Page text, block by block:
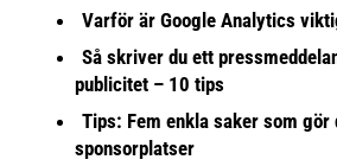
Varför är Google Analytics
Så skriver du ett
publicitet – 10 tips
Tips: Fem enkla saker som
sponsorplatser